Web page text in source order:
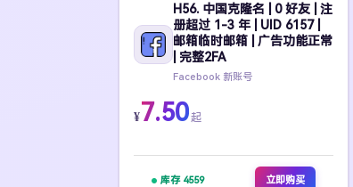
H56. 中国克隆名 | 0 好友 | 注
册超过 1-3 年 | UID 6157 |
邮箱临时邮箱 | 广告功能正常
| 完整2FA
Facebook 新账号
¥7.50起
库存 4559 立即购买